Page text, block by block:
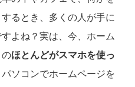
るとき、多くの人が手に
よね？実は、今、ホーム
のほとんどがスマホを使っ
ソコンでホームページを